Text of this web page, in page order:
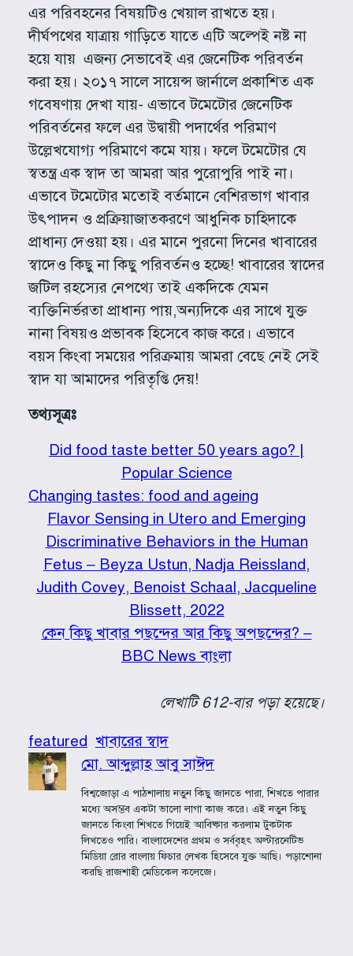
এর পরিবহনের বিষয়টিও খেয়াল রাখতে হয়।
দীর্ঘপথের যাত্রায় গাড়িতে যাতে এটি অল্পেই নষ্ট না
হয়ে যায় এজন্য সেভাবেই এর জেনেটিক পরিবর্তন
করা হয়। ২০১৭ সালে সায়েন্স জার্নালে প্রকাশিত এক
গবেষণায় দেখা যায়- এভাবে টমেটোর জেনেটিক
পরিবর্তনের ফলে এর উদ্বায়ী পদার্থের পরিমাণ
উল্লেখযোগ্য পরিমাণে কমে যায়। ফলে টমেটোর যে
স্বতন্ত্র এক স্বাদ তা আমরা আর পুরোপুরি পাই না।
এভাবে টমেটোর মতোই বর্তমানে বেশিরভাগ খাবার
উৎপাদন ও প্রক্রিয়াজাতকরণে আধুনিক চাহিদাকে
প্রাধান্য দেওয়া হয়। এর মানে পুরনো দিনের খাবারের
স্বাদেও কিছু না কিছু পরিবর্তনও হচ্ছে! খাবারের স্বাদের
জটিল রহস্যের নেপথ্যে তাই একদিকে যেমন
ব্যক্তিনির্ভরতা প্রাধান্য পায়,অন্যদিকে এর সাথে যুক্ত
নানা বিষয়ও প্রভাবক হিসেবে কাজ করে। এভাবে
বয়স কিংবা সময়ের পরিক্রমায় আমরা বেছে নেই সেই
স্বাদ যা আমাদের পরিতৃপ্তি দেয়!
তথ্যসূত্রঃ
Did food taste better 50 years ago? |
Popular Science
Changing tastes: food and ageing
Flavor Sensing in Utero and Emerging
Discriminative Behaviors in the Human
Fetus – Beyza Ustun, Nadja Reissland,
Judith Covey, Benoist Schaal, Jacqueline
Blissett, 2022
কেন কিছু খাবার পছন্দের আর কিছু অপছন্দের? –
BBC News বাংলা
লেখাটি 612-বার পড়া হয়েছে।
featured খাবারের স্বাদ
মো. আব্দুল্লাহ আবু সাঈদ
বিশ্বজোড়া এ পাঠশালায় নতুন কিছু জানতে পারা, শিখতে পারার
মধ্যে অসম্ভব একটা ভালো লাগা কাজ করে। এই নতুন কিছু
জানতে কিংবা শিখতে গিয়েই আবিষ্কার করলাম টুকটাক
লিখতেও পারি। বাংলাদেশের প্রথম ও সর্ববৃহৎ অল্টারনেটিভ
মিডিয়া রোর বাংলায় ফিচার লেখক হিসেবে যুক্ত আছি। পড়াশোনা
করছি রাজশাহী মেডিকেল কলেজে।